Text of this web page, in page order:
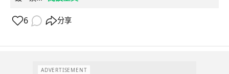
6 分享
ADVERTISEMENT